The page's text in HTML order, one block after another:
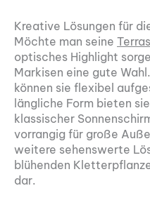
Kreative Lösungen für
Möchte man seine
optisches Highlight
Markisen eine gute
können sie flexibel
längliche Form bieten
klassischer
vorrangig für große
weitere sehenswerte
blühenden
dar.